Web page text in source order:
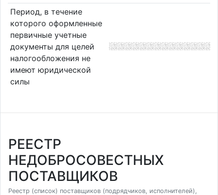
Период, в течение
которого оформленные
первичные учетные
документы для целей
налогообложения не
имеют юридической
силы
РЕЕСТР
НЕДОБРОСОВЕСТНЫХ
ПОСТАВЩИКОВ
Реестр (список) поставщиков (подрядчиков, исполнителей),